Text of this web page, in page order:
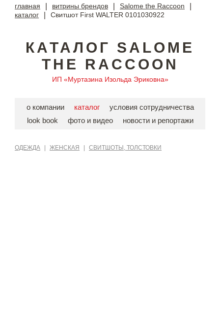
главная витрины брендов Salome the Raccoon
каталог Свитшот First WALTER 0101030922
КАТАЛОГ SALOME
THE RACCOON
ИП «Муртазина Изольда Эриковна»
о компании каталог
условия сотрудничества
look book
фото и видео новости и репортажи
ОДЕЖДА ЖЕНСКАЯ СВИТШОТЫ, ТОЛСТОВКИ